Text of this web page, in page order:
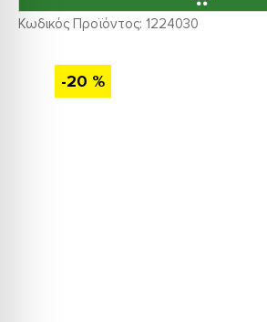
Κωδικός Προϊόντος: 1224030
-20 %